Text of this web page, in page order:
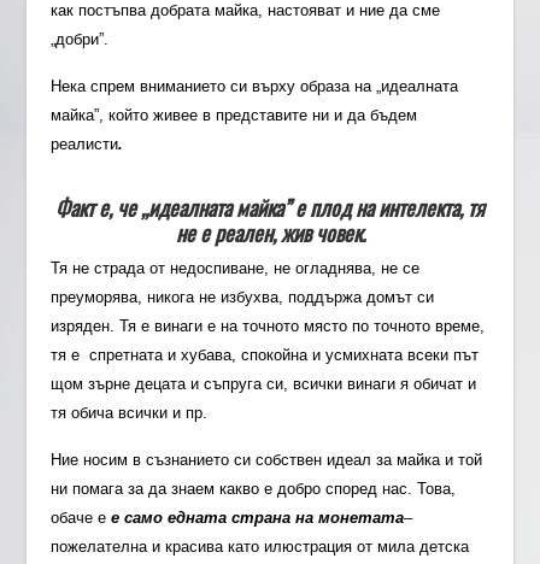
как постъпва добрата майка, настояват и ние да сме
„добри”.
Нека спрем вниманието си върху образа на „идеалната
майка”, който живее в представите ни и да бъдем
реалисти.
Факт е, че „идеалната майка” е плод на интелекта, тя
не е реален, жив човек.
Тя не страда от недоспиване, не огладнява, не се
преуморява, никога не избухва, поддържа домът си
изряден. Тя е винаги е на точното място по точното време,
тя е спретната и хубава, спокойна и усмихната всеки път
щом зърне децата и съпруга си, всички винаги я обичат и
тя обича всички и пр.
Ние носим в съзнанието си собствен идеал за майка и той
ни помага за да знаем какво е добро според нас. Това,
обаче ее само едната страна на монетата–
пожелателна и красива като илюстрация от мила детска